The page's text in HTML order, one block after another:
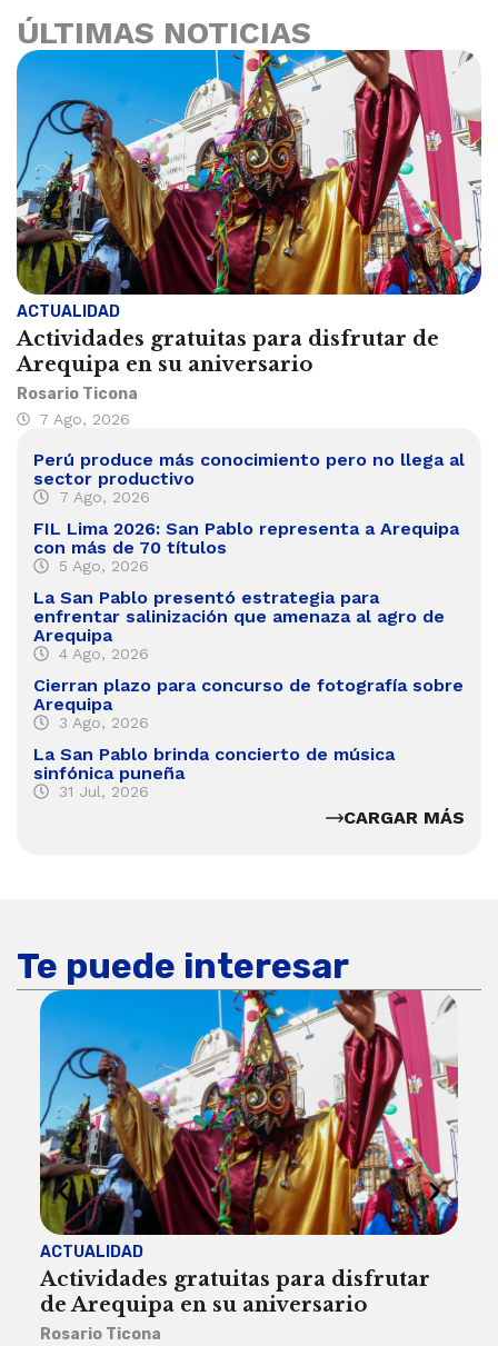
ÚLTIMAS NOTICIAS
ACTUALIDAD
Actividades gratuitas para disfrutar de
Arequipa en su aniversario
Rosario Ticona
7 Ago, 2026
Perú produce más conocimiento pero no llega al
sector productivo
7 Ago, 2026
FIL Lima 2026: San Pablo representa a Arequipa
con más de 70 títulos
5 Ago, 2026
La San Pablo presentó estrategia para
enfrentar salinización que amenaza al agro de
Arequipa
4 Ago, 2026
Cierran plazo para concurso de fotografía sobre
Arequipa
3 Ago, 2026
La San Pablo brinda concierto de música
sinfónica puneña
31 Jul, 2026
CARGAR MÁS
Te puede interesar
ACTUALIDAD
Actividades gratuitas para disfrutar
de Arequipa en su aniversario
Rosario Ticona